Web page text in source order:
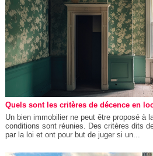
Quels sont les critères de décence en
Un bien immobilier ne peut être proposé à
conditions sont réunies. Des critères dits
par la loi et ont pour but de juger si un...